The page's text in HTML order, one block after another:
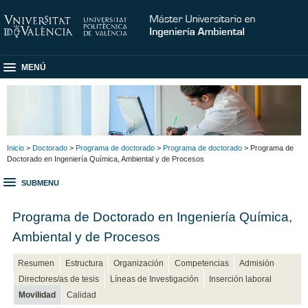
MENÚ
Inicio > Doctorado > Programa de doctorado > Programa de doctorado > Programa de
Doctorado en Ingeniería Química, Ambiental y de Procesos
SUBMENU
Programa de Doctorado en Ingeniería Química,
Ambiental y de Procesos
Resumen Estructura Organización Competencias
Admisión
Directores/as de tesis
Líneas de Investigación
Inserción laboral
Movilidad
Calidad